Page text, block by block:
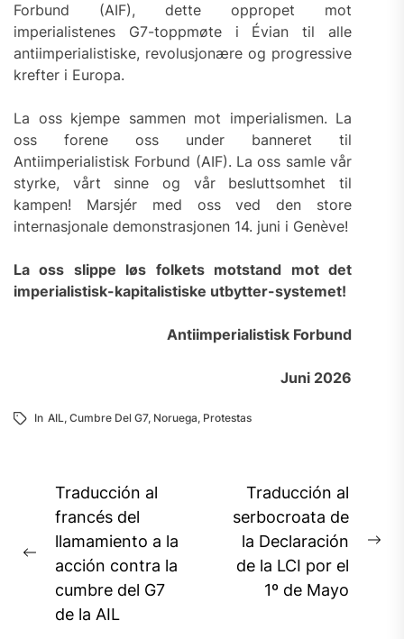
Forbund (AIF), dette oppropet mot
imperialistenes G7-toppmøte i Évian til alle
antiimperialistiske, revolusjonære og progressive
krefter i Europa.
La oss kjempe sammen mot imperialismen. La
oss forene oss under banneret til
Antiimperialistisk Forbund (AIF). La oss samle vår
styrke, vårt sinne og vår besluttsomhet til
kampen! Marsjér med oss ved den store
internasjonale demonstrasjonen 14. juni i Genève!
La oss slippe løs folkets motstand mot det
imperialistisk-kapitalistiske utbytter-systemet!
Antiimperialistisk Forbund
Juni 2026
In AIL, Cumbre Del G7, Noruega, Protestas
Navegación
entradas
Previous
post:
Traducción al
francés del
llamamiento a la
acción contra la
cumbre del G7
de la AIL
Traducción al
serbocroata de
la Declaración
de la LCI por el
1º de Mayo